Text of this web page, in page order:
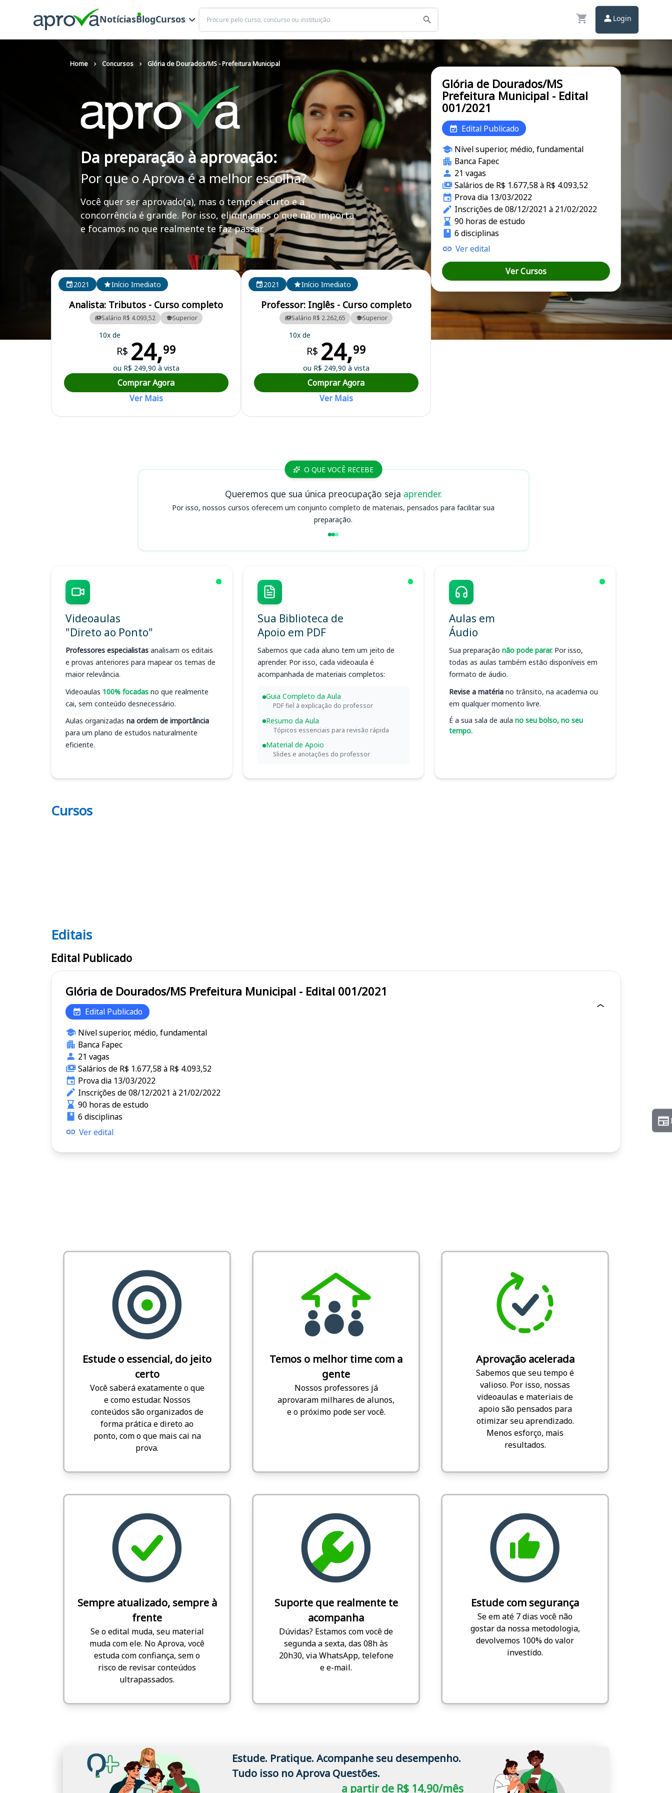
NotíciasBlogCursos
Buscar
Login
Home Concursos Glória de Dourados/MS - Prefeitura Municipal
Da preparação à aprovação:
Por que o Aprova é a melhor escolha?
Você quer ser aprovado(a), mas o tempo é curto e a
concorrência é grande. Por isso, eliminamos o que não importa
e focamos no que realmente te faz passar.
Curso Preparatório para o Concurso Glória de Dourados/MS - Prefeitura Municipal
Cursos em destaque para passar no concurso
2021
Início Imediato
Analista: Tributos - Curso completo
Salário R$ 4.093,52 Superior
10x de
R$ 24,99
ou R$ 249,90 à vista
Comprar Agora
Ver Mais
2021 Início Imediato
Professor: Inglês - Curso completo
Salário R$ 2.262,65 Superior
10x de
R$ 24,99
ou R$ 249,90 à vista
Comprar Agora
Ver Mais
Glória de Dourados/MS
Prefeitura Municipal - Edital
001/2021
Edital Publicado
Nível superior, médio, fundamental
Banca Fapec
21 vagas
Salários de R$ 1.677,58 à R$ 4.093,52
Prova dia 13/03/2022
Inscrições de 08/12/2021 à 21/02/2022
90 horas de estudo
6 disciplinas
Ver edital
Ver Cursos
O QUE VOCÊ RECEBE
Queremos que sua única preocupação seja aprender.
Por isso, nossos cursos oferecem um conjunto completo de materiais, pensados para facilitar sua
preparação.
Videoaulas
"Direto ao Ponto"
Professores especialistas analisam os editais
e provas anteriores para mapear os temas de
maior relevância.
Videoaulas 100% focadas no que realmente
cai, sem conteúdo desnecessário.
Aulas organizadas na ordem de importância
para um plano de estudos naturalmente
eficiente.
Sua Biblioteca de
Apoio em PDF
Sabemos que cada aluno tem um jeito de
aprender. Por isso, cada videoaula é
acompanhada de materiais completos:
Guia Completo da Aula
PDF fiel à explicação do professor
Resumo da Aula
Tópicos essenciais para revisão rápida
Material de Apoio
Slides e anotações do professor
Aulas em
Áudio
Sua preparação não pode parar. Por isso,
todas as aulas também estão disponíveis em
formato de áudio.
Revise a matéria no trânsito, na academia ou
em qualquer momento livre.
É a sua sala de aula no seu bolso, no seu
tempo.
Cursos
Editais
Editais
Edital Publicado
Glória de Dourados/MS Prefeitura Municipal - Edital 001/2021
Edital Publicado
Nível superior, médio, fundamental
Banca Fapec
21 vagas
Salários de R$ 1.677,58 à R$ 4.093,52
Prova dia 13/03/2022
Inscrições de 08/12/2021 à 21/02/2022
90 horas de estudo
6 disciplinas
Ver edital
Estude o essencial, do jeito
certo
Você saberá exatamente o que
e como estudar. Nossos
conteúdos são organizados de
forma prática e direto ao
ponto, com o que mais cai na
prova.
Temos o melhor time com a
gente
Nossos professores já
aprovaram milhares de alunos,
e o próximo pode ser você.
Aprovação acelerada
Sabemos que seu tempo é
valioso. Por isso, nossas
videoaulas e materiais de
apoio são pensados para
otimizar seu aprendizado.
Menos esforço, mais
resultados.
Sempre atualizado, sempre à
frente
Se o edital muda, seu material
muda com ele. No Aprova, você
estuda com confiança, sem o
risco de revisar conteúdos
ultrapassados.
Suporte que realmente te
acompanha
Dúvidas? Estamos com você de
segunda a sexta, das 08h às
20h30, via WhatsApp, telefone
e e-mail.
Estude com segurança
Se em até 7 dias você não
gostar da nossa metodologia,
devolvemos 100% do valor
investido.
Estude. Pratique. Acompanhe seu desempenho.
Tudo isso no Aprova Questões.
a partir de R$ 14,90/mês